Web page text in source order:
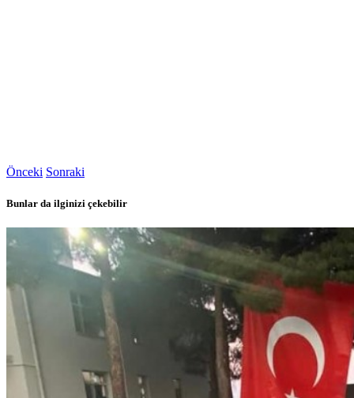
Önceki Sonraki
Bunlar da ilginizi çekebilir